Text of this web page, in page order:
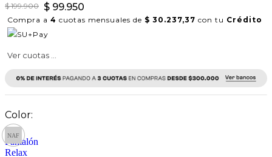
$ 199.900 $ 99.950
Compra a 4 cuotas mensuales de $ 30.237,37 con tu Crédito
Ver cuotas ...